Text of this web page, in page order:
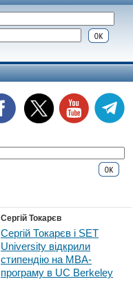
Сергій Токарєв
Сергій Токарєв і SET
University відкрили
стипендію на MBA-
програму в UC Berkeley